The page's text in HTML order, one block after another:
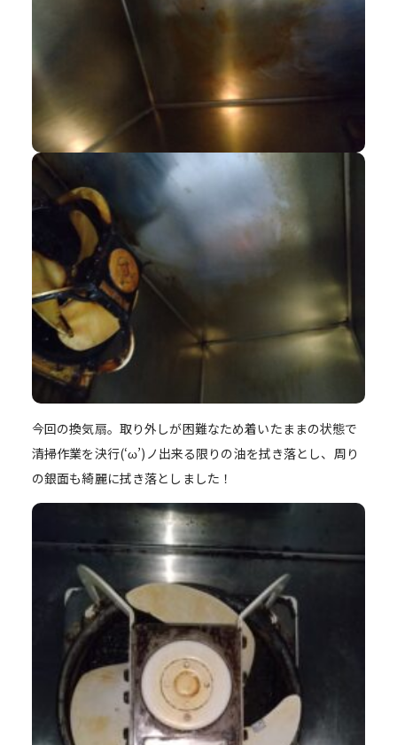
今回の換気扇。取り外しが困難なため着いたままの状態で
清掃作業を決行(‘ω’)ノ出来る限りの油を拭き落とし、周り
の銀面も綺麗に拭き落としました！